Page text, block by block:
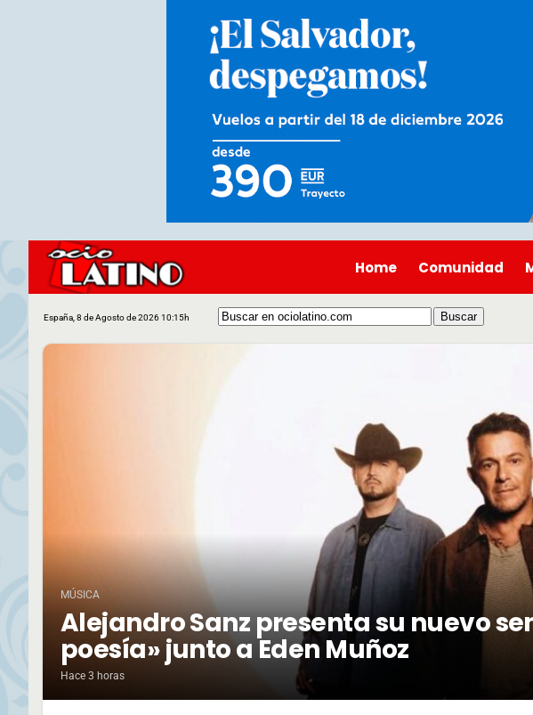
Home Comunidad
España, 8 de Agosto de 2026 10:15h
MÚSICA
Alejandro Sanz presenta su nuevo
poesía» junto a Eden Muñoz
Hace 3 horas